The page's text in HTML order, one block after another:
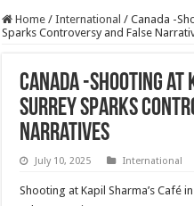
Home / International / Canada -
Sparks Controversy and False
Canada -Shooting at
Surrey Sparks
Narratives
July 10, 2025 International
Shooting at Kapil Sharma’s Café